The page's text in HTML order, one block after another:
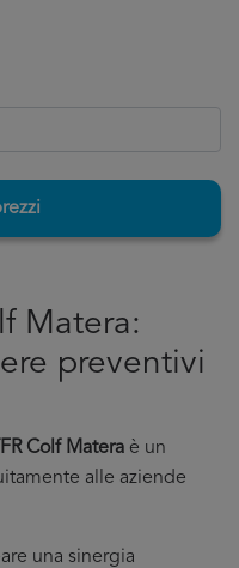
Matera:
preventivi
Colf Matera è un
alle aziende
una sinergia